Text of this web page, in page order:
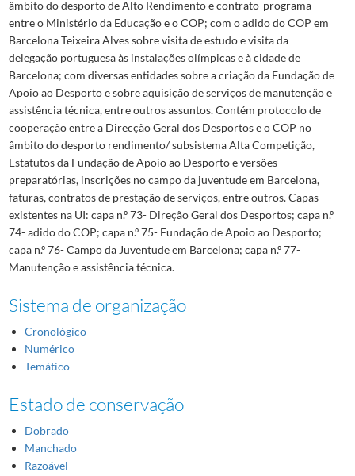
âmbito do desporto de Alto Rendimento e contrato-programa
entre o Ministério da Educação e o COP; com o adido do COP em
Barcelona Teixeira Alves sobre visita de estudo e visita da
delegação portuguesa às instalações olímpicas e à cidade de
Barcelona; com diversas entidades sobre a criação da Fundação de
Apoio ao Desporto e sobre aquisição de serviços de manutenção e
assistência técnica, entre outros assuntos. Contém protocolo de
cooperação entre a Direcção Geral dos Desportos e o COP no
âmbito do desporto rendimento/ subsistema Alta Competição,
Estatutos da Fundação de Apoio ao Desporto e versões
preparatórias, inscrições no campo da juventude em Barcelona,
faturas, contratos de prestação de serviços, entre outros. Capas
existentes na UI: capa n.º 73- Direção Geral dos Desportos; capa n.º
74- adido do COP; capa n.º 75- Fundação de Apoio ao Desporto;
capa n.º 76- Campo da Juventude em Barcelona; capa n.º 77-
Manutenção e assistência técnica.
Sistema de organização
Cronológico
Numérico
Temático
Estado de conservação
Dobrado
Manchado
Razoável